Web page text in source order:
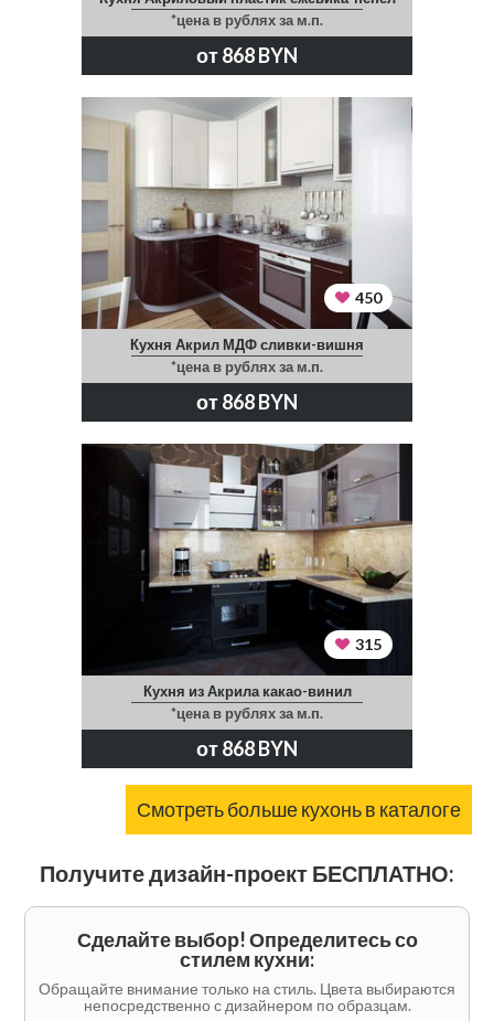
*цена в рублях за м.п.
от 868 BYN
450
Кухня Акрил МДФ сливки-вишня
*цена в рублях за м.п.
от 868 BYN
315
Кухня из Акрила какао-винил
*цена в рублях за м.п.
от 868 BYN
Смотреть больше кухонь в каталоге
Получите дизайн-проект БЕСПЛАТНО:
Сделайте выбор! Определитесь со
стилем кухни:
Обращайте внимание только на стиль. Цвета выбираются
непосредственно с дизайнером по образцам.